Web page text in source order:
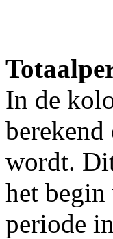
In de
wordt.
het begin
periode